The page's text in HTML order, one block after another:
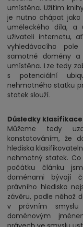
umístěna. Užitím
je nutno chápat
uměleckého díla,
uživateli internetu,
vyhledávacího
samotné domény
umístěna. Lze tedy
s potenciální
nehmotného statku
statek slouží.
Důsledky
Můžeme tedy
konstatováním, že
hlediska
nehmotný statek.
počátku článku
doménami bývají
právního hlediska
závěru, podle něhož
v právním
doménovým